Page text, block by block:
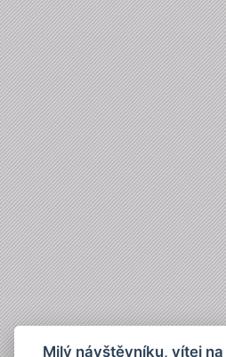
Milý návštěvníku, vítej